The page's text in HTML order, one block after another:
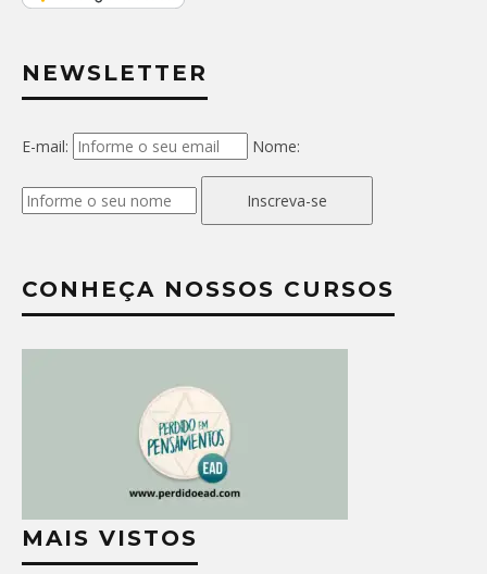
NEWSLETTER
E-mail: Nome:
Inscreva-se
CONHEÇA NOSSOS CURSOS
MAIS VISTOS